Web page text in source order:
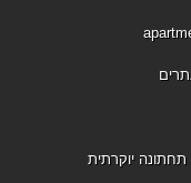
יוקרתית